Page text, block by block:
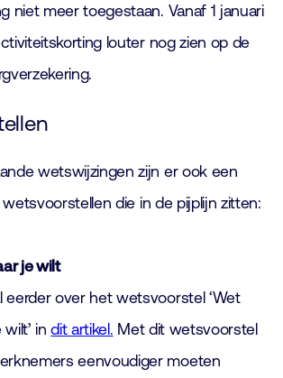
niet meer toegestaan. Vanaf 1 januari
louter nog zien op de
wetswijzingen zijn er ook een
die in de pijplijn zitten:
je wilt
eerder over het wetsvoorstel ‘Wet
wilt’ indit artikel. Met dit wetsvoorstel
eenvoudiger moeten